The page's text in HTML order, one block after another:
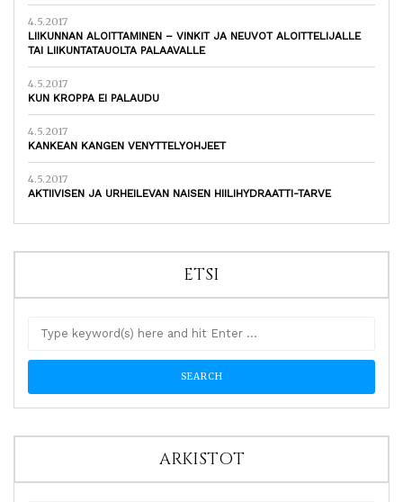
4.5.2017
LIIKUNNAN ALOITTAMINEN – VINKIT JA NEUVOT ALOITTELIJALLE
TAI LIIKUNTATAUOLTA PALAAVALLE
4.5.2017
KUN KROPPA EI PALAUDU
4.5.2017
KANKEAN KANGEN VENYTTELYOHJEET
4.5.2017
AKTIIVISEN JA URHEILEVAN NAISEN HIILIHYDRAATTI-TARVE
ETSI
ARKISTOT